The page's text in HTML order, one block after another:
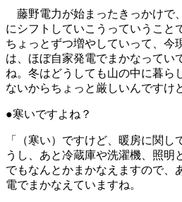
藤野電力が始まったきっかけで
にシフトしていこうっていうこと
ちょっとずつ増やしていって、今
は、ほぼ自家発電でまかなってい
ね。冬はどうしても山の中に暮ら
ないからちょっと厳しいんですけ
●寒いですよね？
「（寒い）ですけど、暖房に関し
うし、あと冷蔵庫や洗濯機、照明
でもなんとかまかなえますので、
電でまかなえていますね。